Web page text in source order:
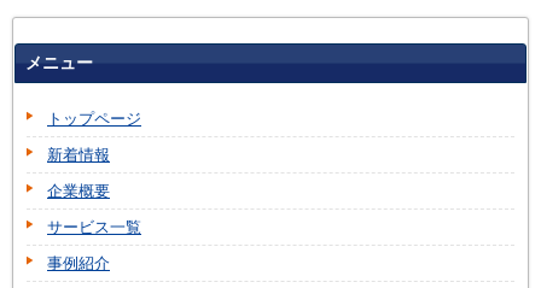
メニュー
トップページ
新着情報
企業概要
サービス一覧
事例紹介